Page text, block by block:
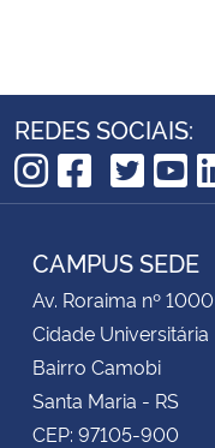
REDES SOCIAIS:
Instagram
TikTok
CAMPUS SEDE
Av. Roraima nº 1000
Cidade Universitária
Bairro Camobi
Santa Maria - RS
CEP: 97105-900